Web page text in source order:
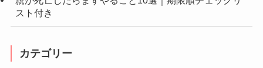
スト付き
カテゴリー